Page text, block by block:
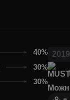
40%
30%
30%
2019